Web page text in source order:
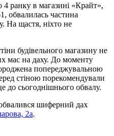
ранку в магазині «Крайт»,
обвалилась частина
На щастя, ніхто не
будівельного магазину не
мас на даху. До моменту
попереджувальною
стіною порекомендували
до сьогоднішнього обвалу.
шиферний дах
2а.